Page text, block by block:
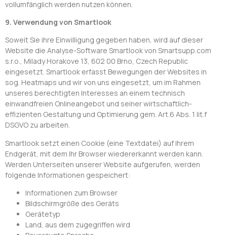
vollumfänglich werden nutzen können.
9. Verwendung von Smartlook
Soweit Sie ihre Einwilligung gegeben haben, wird auf dieser
Website die Analyse-Software Smartlook von Smartsupp.com
s.r.o., Milady Horakove 13, 602 00 Brno, Czech Republic
eingesetzt. Smartlook erfasst Bewegungen der Websites in
sog. Heatmaps und wir von uns eingesetzt, um im Rahmen
unseres berechtigten Interesses an einem technisch
einwandfreien Onlineangebot und seiner wirtschaftlich-
effizienten Gestaltung und Optimierung gem. Art.6 Abs. 1 lit.f
DSGVO zu arbeiten.
Smartlook setzt einen Cookie (eine Textdatei) auf Ihrem
Endgerät, mit dem Ihr Browser wiedererkannt werden kann.
Werden Unterseiten unserer Website aufgerufen, werden
folgende Informationen gespeichert:
Informationen zum Browser
Bildschirmgröße des Geräts
Gerätetyp
Land, aus dem zugegriffen wird